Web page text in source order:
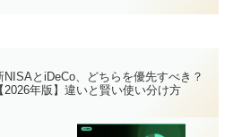
NISAとiDeCo、どちらを優先すべき？
【2026年版】違いと賢い使い分け方